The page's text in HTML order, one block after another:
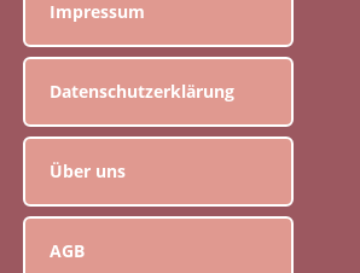
Impressum
Datenschutzerklärung
Über uns
AGB